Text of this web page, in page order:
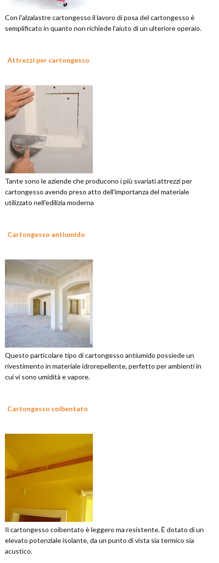
Con l'alzalastre cartongesso il lavoro di posa del cartongesso è
semplificato in quanto non richiede l'aiuto di un ulteriore operaio.
Attrezzi per cartongesso
Tante sono le aziende che producono i più svariati attrezzi per
cartongesso avendo preso atto dell'importanza del materiale
utilizzato nell'edilizia moderna
Cartongesso antiumido
Questo particolare tipo di cartongesso antiumido possiede un
rivestimento in materiale idrorepellente, perfetto per ambienti in
cui vi sono umidità e vapore.
Cartongesso coibentato
Il cartongesso coibentato è leggero ma resistente. È dotato di un
elevato potenziale isolante, da un punto di vista sia termico sia
acustico.